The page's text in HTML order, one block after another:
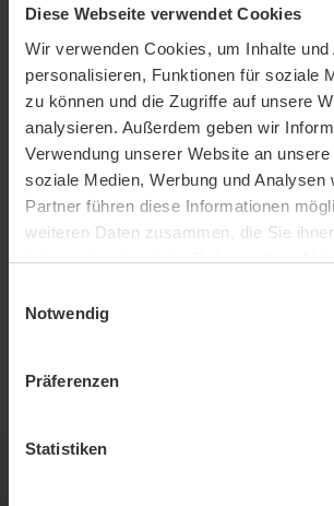
Diese Webseite verwendet Cookies
Wir verwenden Cookies, um Inhalte und
personalisieren, Funktionen für soziale
zu können und die Zugriffe auf unsere
analysieren. Außerdem geben wir
Verwendung unserer Website an
soziale Medien, Werbung und Analysen
Partner führen diese Informationen
weiteren Daten zusammen, die Sie
haben oder die sie im Rahmen Ihrer
Notwendig
Präferenzen
Statistiken
ursprünglich aus Südkorea,
woraufhin die Methode im
gesamten Westen auf
großes Interesse gestoßen
ist. Die beliebte Methode hat
ihren trendigen Namen, weil
Sie statt einer längeren
Hautpflegeroutine 7
Schichten des gleichen
Produkts verwenden. Hierbei
wird empfohlen, 7 Schichten
Essenz zu verwenden. Wenn
Mehr lesen